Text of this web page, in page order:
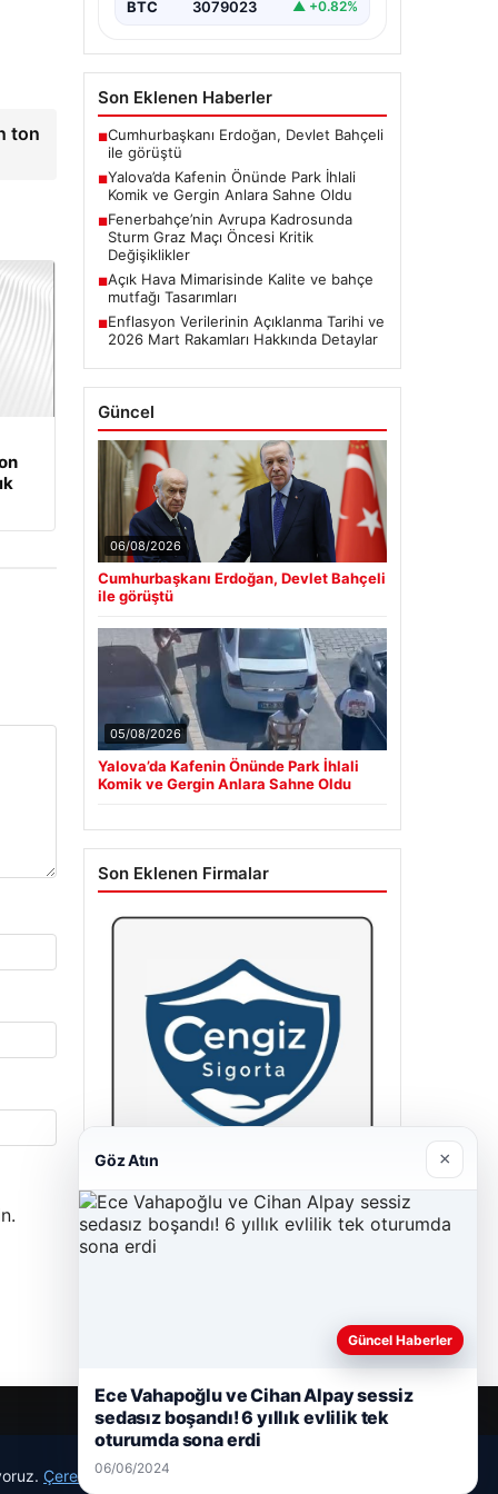
ton
BTC 3079023 ▲ +0.82%
Son Eklenen Haberler
■Cumhurbaşkanı Erdoğan, Devlet Bahçeli
ile görüştü
■Yalova’da Kafenin Önünde Park İhlali
Komik ve Gergin Anlara Sahne Oldu
■Fenerbahçe’nin Avrupa Kadrosunda
Sturm Graz Maçı Öncesi Kritik
Değişiklikler
■Açık Hava Mimarisinde Kalite ve bahçe
mutfağı Tasarımları
■Enflasyon Verilerinin Açıklanma Tarihi ve
2026 Mart Rakamları Hakkında Detaylar
Güncel
06/08/2026
Cumhurbaşkanı Erdoğan, Devlet Bahçeli
ile görüştü
05/08/2026
Yalova’da Kafenin Önünde Park İhlali
Komik ve Gergin Anlara Sahne Oldu
Son Eklenen Firmalar
Cengiz Sigorta
23/06/2026
Çerez Politikamız
Göz Atın ×
Güncel Haberler
Ece Vahapoğlu ve Cihan Alpay sessiz
sedasız boşandı! 6 yıllık evlilik tek
oturumda sona erdi
06/06/2024